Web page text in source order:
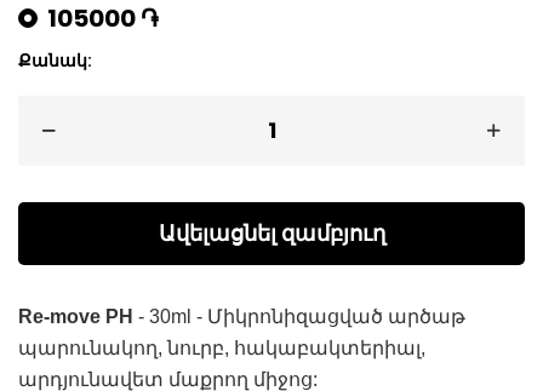
105000 ֏
Քանակ:
Ավելացնել զամբյուղ
Re-move PH - 30ml - Միկրոնիզացված արծաթ
պարունակող, նուրբ, հակաբակտերիալ,
արդյունավետ մաքրող միջոց: